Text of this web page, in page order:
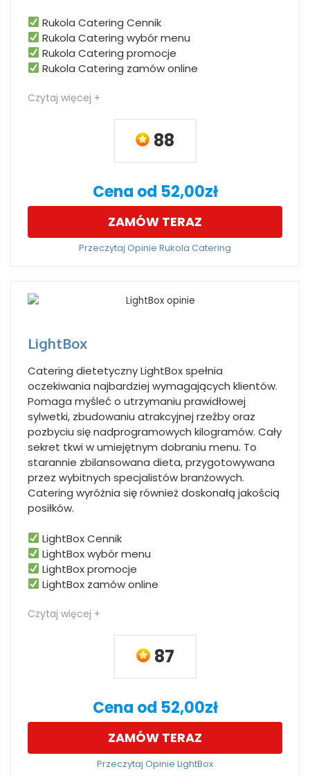
Rukola Catering Cennik
Rukola Catering wybór menu
Rukola Catering promocje
Rukola Catering zamów online
Czytaj więcej +
88
Cena od 52,00zł
ZAMÓW TERAZ
Przeczytaj Opinie Rukola Catering
LightBox
Catering dietetyczny LightBox spełnia
oczekiwania najbardziej wymagających klientów.
Pomaga myśleć o utrzymaniu prawidłowej
sylwetki, zbudowaniu atrakcyjnej rzeźby oraz
pozbyciu się nadprogramowych kilogramów. Cały
sekret tkwi w umiejętnym dobraniu menu. To
starannie zbilansowana dieta, przygotowywana
przez wybitnych specjalistów branżowych.
Catering wyróżnia się również doskonałą jakością
posiłków.
LightBox Cennik
LightBox wybór menu
LightBox promocje
LightBox zamów online
Czytaj więcej +
87
Cena od 52,00zł
ZAMÓW TERAZ
Przeczytaj Opinie LightBox